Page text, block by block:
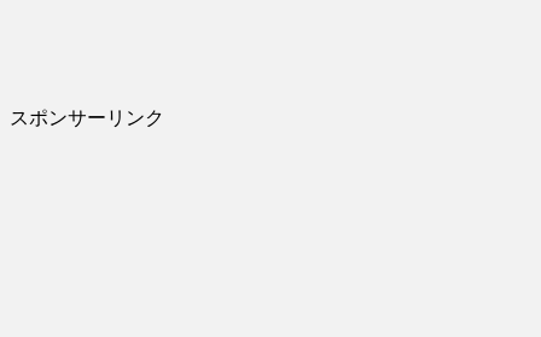
スポンサーリンク